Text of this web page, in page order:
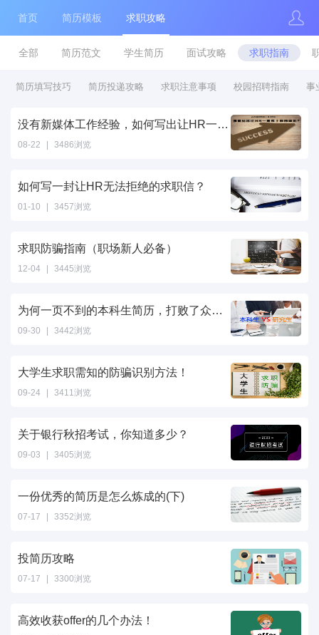
首页 简历模板 求职攻略
全部 简历范文 学生简历 面试攻略 求职指南
简历填写技巧 简历投递攻略 求职注意事项 校园招聘指南 事
没有新媒体工作经验，如何写出让HR一眼看上的简历
08-22 3486浏览
如何写一封让HR无法拒绝的求职信？
01-10 3457浏览
求职防骗指南（职场新人必备）
12-04 3445浏览
为何一页不到的本科生简历，打败了众多研究生？
09-30 3442浏览
大学生求职需知的防骗识别方法！
09-24 3411浏览
关于银行秋招考试，你知道多少？
09-03 3405浏览
一份优秀的简历是怎么炼成的(下)
07-17 3352浏览
投简历攻略
07-17 3300浏览
高效收获offer的几个办法！